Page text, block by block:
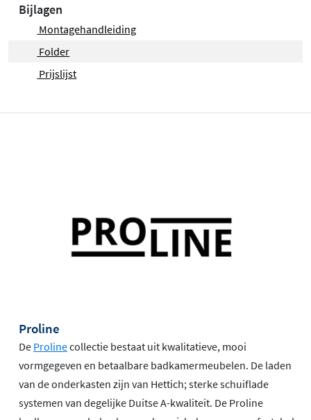
Bijlagen
Montagehandleiding
Folder
Prijslijst
Proline
De Prolinecollectie bestaat uit kwalitatieve, mooi
vormgegeven en betaalbare badkamermeubelen. De laden
van de onderkasten zijn van Hettich; sterke schuiflade
systemen van degelijke Duitse A-kwaliteit. De Proline